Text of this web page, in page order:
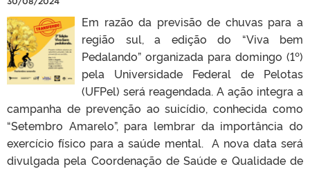
Em razão da previsão de chuvas para a
região sul, a edição do “Viva bem
Pedalando” organizada para domingo (1º)
pela Universidade Federal de Pelotas
(UFPel) será reagendada. A ação integra a
campanha de prevenção ao suicídio, conhecida como
“Setembro Amarelo”, para lembrar da importância do
exercício físico para a saúde mental. A nova data será
divulgada pela Coordenação de Saúde e Qualidade de